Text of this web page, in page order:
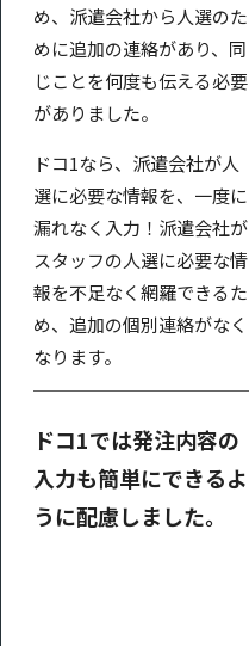
め、派遣会社から人選のた
めに追加の連絡があり、同
じことを何度も伝える必要
がありました。
ドコ1なら、派遣会社が人
選に必要な情報を、一度に
漏れなく入力！派遣会社が
スタッフの人選に必要な情
報を不足なく網羅できるた
め、追加の個別連絡がなく
なります。
ドコ1では発注内容の
入力も簡単にできるよ
うに配慮しました。